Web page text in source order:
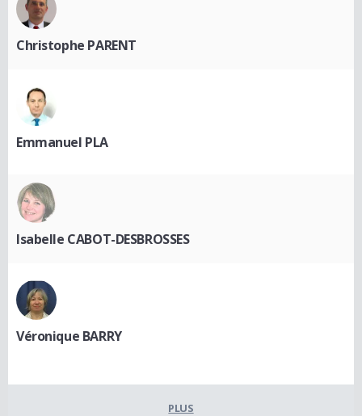
Christophe PARENT
Emmanuel PLA
Isabelle CABOT-DESBROSSES
Véronique BARRY
PLUS